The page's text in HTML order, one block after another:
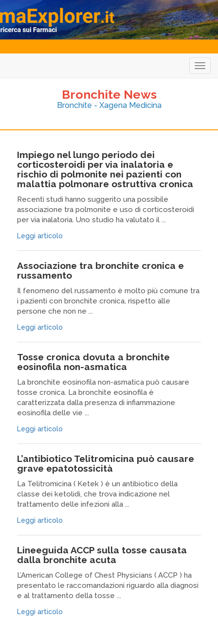
Bronchite News
Bronchite - Xagena Medicina
Impiego nel lungo periodo dei
corticosteroidi per via inalatoria e
rischio di polmonite nei pazienti con
malattia polmonare ostruttiva cronica
Recenti studi hanno suggerito una possibile
associazione tra polmonite e uso di corticosteroidi
per via inalatoria. Uno studio ha valutato il ...
Leggi articolo
Associazione tra bronchite cronica e
russamento
Il fenomeno del russamento è molto più comune tra
i pazienti con bronchite cronica, rispetto alle
persone che non ne ...
Leggi articolo
Tosse cronica dovuta a bronchite
eosinofila non-asmatica
La bronchite eosinofila non-asmatica può causare
tosse cronica. La bronchite eosinofila è
caratterizzata dalla presenza di infiammazione
eosinofila delle vie ...
Leggi articolo
L’antibiotico Telitromicina può causare
grave epatotossicità
La Telitromicina ( Ketek ) è un antibiotico della
classe dei ketolidi, che trova indicazione nel
trattamento delle infezioni alla ...
Leggi articolo
Lineeguida ACCP sulla tosse causata
dalla bronchite acuta
L’American College of Chest Physicians ( ACCP ) ha
presentato le raccomandazioni riguardo alla diagnosi
e al trattamento della tosse ...
Leggi articolo